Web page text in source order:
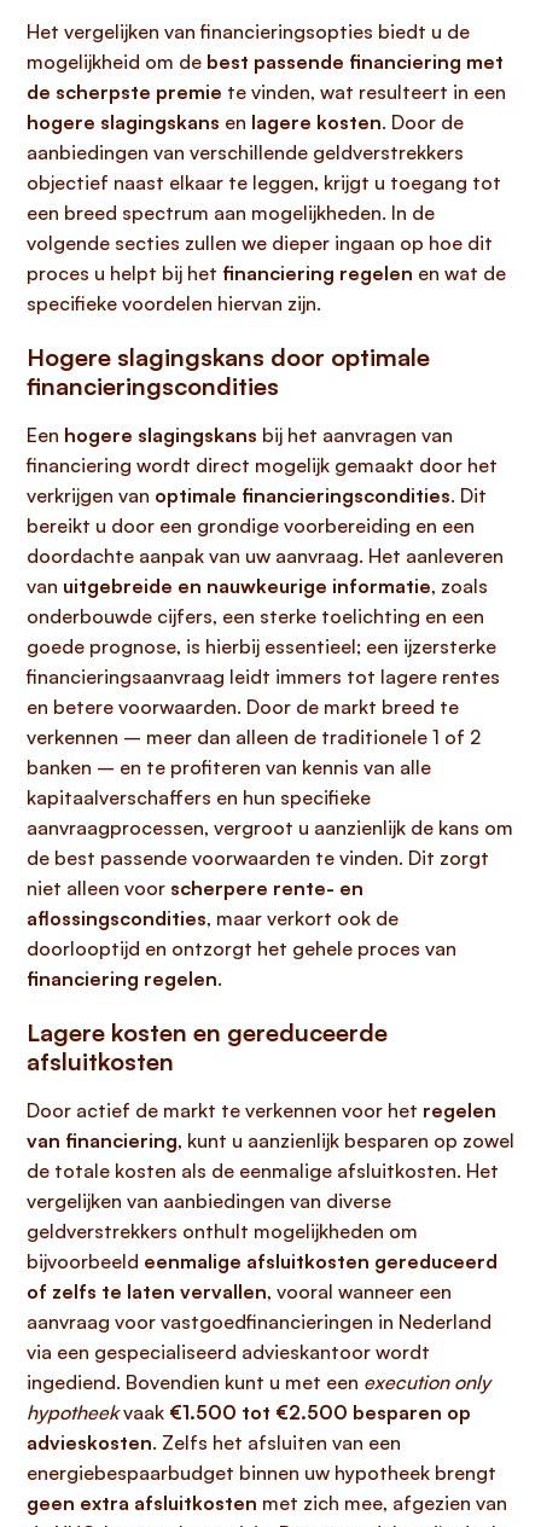
Het vergelijken van financieringsopties biedt u de
mogelijkheid om de best passende financiering met
de scherpste premie te vinden, wat resulteert in een
hogere slagingskans en lagere kosten. Door de
aanbiedingen van verschillende geldverstrekkers
objectief naast elkaar te leggen, krijgt u toegang tot
een breed spectrum aan mogelijkheden. In de
volgende secties zullen we dieper ingaan op hoe dit
proces u helpt bij het financiering regelen en wat de
specifieke voordelen hiervan zijn.
Hogere slagingskans door optimale
financieringscondities
Een hogere slagingskans bij het aanvragen van
financiering wordt direct mogelijk gemaakt door het
verkrijgen van optimale financieringscondities. Dit
bereikt u door een grondige voorbereiding en een
doordachte aanpak van uw aanvraag. Het aanleveren
van uitgebreide en nauwkeurige informatie, zoals
onderbouwde cijfers, een sterke toelichting en een
goede prognose, is hierbij essentieel; een ijzersterke
financieringsaanvraag leidt immers tot lagere rentes
en betere voorwaarden. Door de markt breed te
verkennen – meer dan alleen de traditionele 1 of 2
banken – en te profiteren van kennis van alle
kapitaalverschaffers en hun specifieke
aanvraagprocessen, vergroot u aanzienlijk de kans om
de best passende voorwaarden te vinden. Dit zorgt
niet alleen voor scherpere rente- en
aflossingscondities, maar verkort ook de
doorlooptijd en ontzorgt het gehele proces van
financiering regelen.
Lagere kosten en gereduceerde
afsluitkosten
Door actief de markt te verkennen voor het regelen
van financiering, kunt u aanzienlijk besparen op zowel
de totale kosten als de eenmalige afsluitkosten. Het
vergelijken van aanbiedingen van diverse
geldverstrekkers onthult mogelijkheden om
bijvoorbeeld eenmalige afsluitkosten gereduceerd
of zelfs te laten vervallen, vooral wanneer een
aanvraag voor vastgoedfinancieringen in Nederland
via een gespecialiseerd advieskantoor wordt
ingediend. Bovendien kunt u met een execution only
hypotheekvaak €1.500 tot €2.500 besparen op
advieskosten. Zelfs het afsluiten van een
energiebespaarbudget binnen uw hypotheek brengt
geen extra afsluitkosten met zich mee, afgezien van